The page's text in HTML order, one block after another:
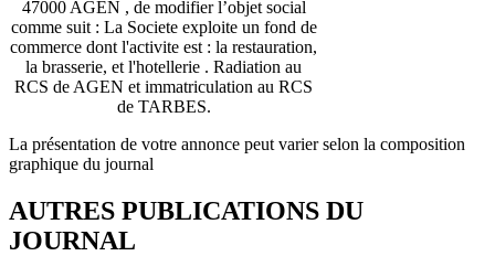
47000 AGEN , de modifier l’objet social
comme suit : La Societe exploite un fond de
commerce dont l'activite est : la restauration,
la brasserie, et l'hotellerie . Radiation au
RCS de AGEN et immatriculation au RCS
de TARBES.
La présentation de votre annonce peut varier selon la composition
graphique du journal
AUTRES PUBLICATIONS DU
JOURNAL